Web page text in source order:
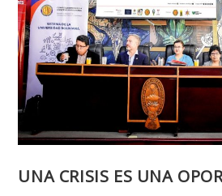
PAZ
FERIA
CON
ALTURA
UNA CRISIS ES UNA